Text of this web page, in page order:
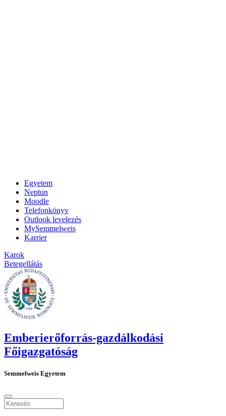
Egyetem
Neptun
Moodle
Telefonkönyv
Outlook levelezés
MySemmelweis
Karrier
Karok
Betegellátás
Emberierőforrás-gazdálkodási
Főigazgatóság
Semmelweis Egyetem